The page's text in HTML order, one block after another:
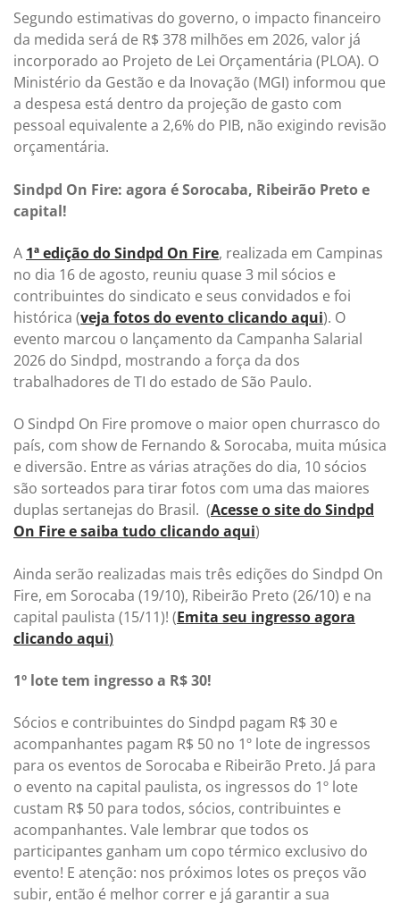
Segundo estimativas do governo, o impacto financeiro
da medida será de R$ 378 milhões em 2026, valor já
incorporado ao Projeto de Lei Orçamentária (PLOA). O
Ministério da Gestão e da Inovação (MGI) informou que
a despesa está dentro da projeção de gasto com
pessoal equivalente a 2,6% do PIB, não exigindo revisão
orçamentária.
Sindpd On Fire: agora é Sorocaba, Ribeirão Preto e
capital!
A 1ª edição do Sindpd On Fire, realizada em Campinas
no dia 16 de agosto, reuniu quase 3 mil sócios e
contribuintes do sindicato e seus convidados e foi
histórica (veja fotos do evento clicando aqui). O
evento marcou o lançamento da Campanha Salarial
2026 do Sindpd, mostrando a força da dos
trabalhadores de TI do estado de São Paulo.
O Sindpd On Fire promove o maior open churrasco do
país, com show de Fernando & Sorocaba, muita música
e diversão. Entre as várias atrações do dia, 10 sócios
são sorteados para tirar fotos com uma das maiores
duplas sertanejas do Brasil. (Acesse o site do Sindpd
On Fire e saiba tudo clicando aqui)
Ainda serão realizadas mais três edições do Sindpd On
Fire, em Sorocaba (19/10), Ribeirão Preto (26/10) e na
capital paulista (15/11)! (Emita seu ingresso agora
clicando aqui)
1º lote tem ingresso a R$ 30!
Sócios e contribuintes do Sindpd pagam R$ 30 e
acompanhantes pagam R$ 50 no 1º lote de ingressos
para os eventos de Sorocaba e Ribeirão Preto. Já para
o evento na capital paulista, os ingressos do 1º lote
custam R$ 50 para todos, sócios, contribuintes e
acompanhantes. Vale lembrar que todos os
participantes ganham um copo térmico exclusivo do
evento! E atenção: nos próximos lotes os preços vão
subir, então é melhor correr e já garantir a sua